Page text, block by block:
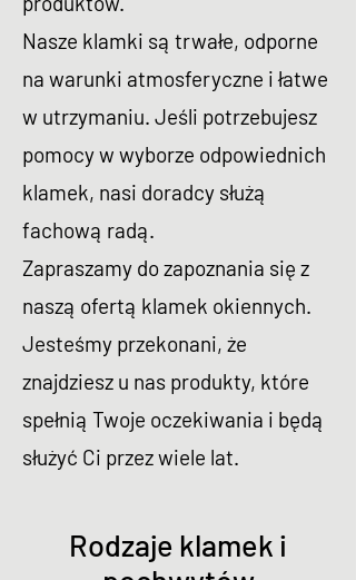
Nasze klamki są trwałe, odporne
na warunki atmosferyczne i łatwe
w utrzymaniu. Jeśli potrzebujesz
pomocy w wyborze odpowiednich
klamek, nasi doradcy służą
fachową radą.
Zapraszamy do zapoznania się z
naszą ofertą klamek okiennych.
Jesteśmy przekonani, że
znajdziesz u nas produkty, które
spełnią Twoje oczekiwania i będą
służyć Ci przez wiele lat.
Rodzaje klamek i